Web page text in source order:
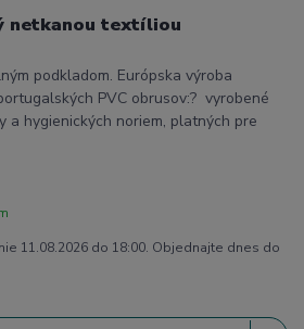
netkanou textíliou
podkladom. Európska výroba
PVC obrusov:? vyrobené
a hygienických noriem, platných pre
11.08.2026 do 18:00. Objednajte dnes do